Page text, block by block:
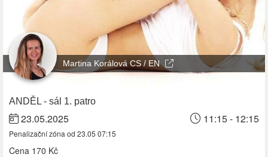
Martina Korálová CS / EN
ANDĚL - sál 1. patro
23.05.2025 11:15 - 12:15
Penalizační zóna od 23.05 07:15
Cena 170 Kč